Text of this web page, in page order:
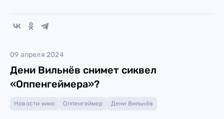
09 апреля 2024
Дени Вильнёв снимет сиквел
«Оппенгеймера»?
Новости кино Оппенгеймер Дени Вильнёв